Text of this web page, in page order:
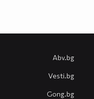
Abv.bg
Vesti.bg
Gong.bg